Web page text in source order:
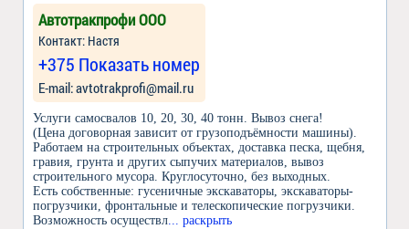
Автотракпрофи ООО
Контакт: Настя
+375 Показать номер
Е-mail: avtotrakprofi@mail.ru
Услуги самосвалов 10, 20, 30, 40 тонн. Вывоз снега!
(Цена договорная зависит от грузоподъёмности машины).
Работаем на строительных объектах, доставка песка, щебня,
гравия, грунта и других сыпучих материалов, вывоз
строительного мусора. Круглосуточно, без выходных.
Есть собственные: гусеничные экскаваторы, экскаваторы-
погрузчики, фронтальные и телескопические погрузчики.
Возможность осуществл... раскрыть